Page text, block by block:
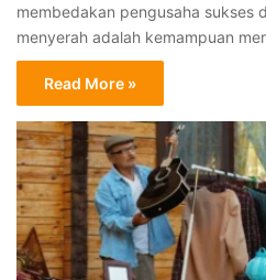
membedakan pengusaha sukses
menyerah adalah kemampuan
Read More »